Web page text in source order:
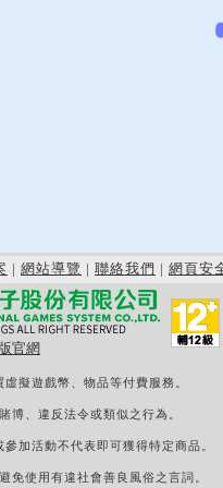
| 網站導覽 | 聯絡我們 | 網頁安
官網
擬遊戲幣、物品等付費服務。
博、違反法令或類似之行為。
加活動不代表即可獲得特定商品。
使用有違社會善良風俗之言詞。